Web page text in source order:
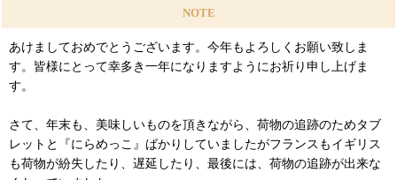
NOTE
あけましておめでとうございます。今年もよろしくお願い致しま
す。皆様にとって幸多き一年になりますようにお祈り申し上げま
す。
さて、年末も、美味しいものを頂きながら、荷物の追跡のためタブ
レットと『にらめっこ』ばかりしていましたがフランスもイギリス
も荷物が紛失したり、遅延したり、最後には、荷物の追跡が出来な